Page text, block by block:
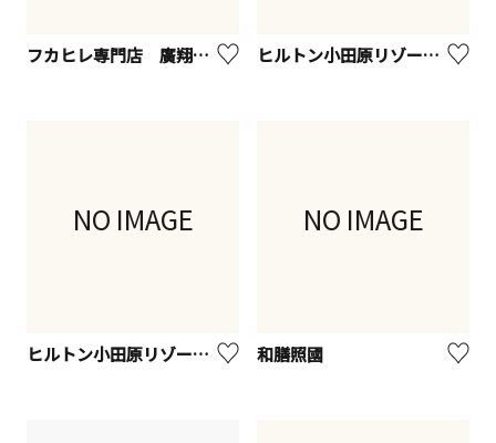
フカヒレ専門店 廣翔記 新館 ヒルトン小田原リゾート＆スパ ブラッセリー フローラ
NO IMAGE
ヒルトン小田原リゾート＆スパ ザ・ロビーラウンジ
NO IMAGE
和膳照國